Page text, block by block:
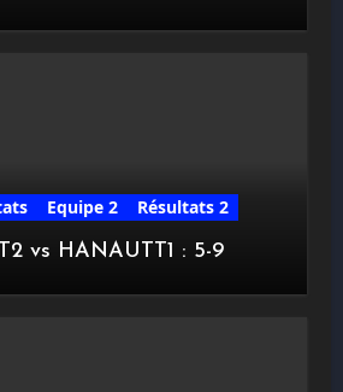
Equipe 2
Résultats 2
vs HANAUTT1 : 5-9